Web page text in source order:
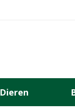
Dieren